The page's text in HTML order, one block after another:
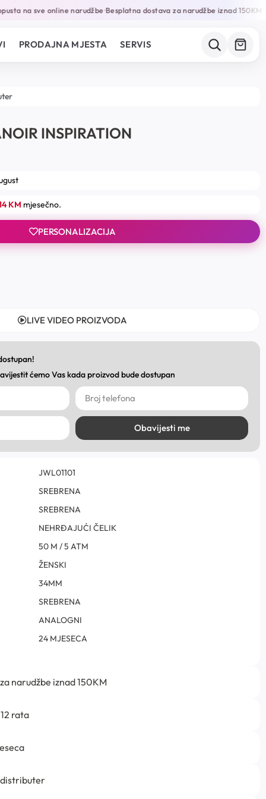
na sve online narudžbe•Besplatna dostava za narudžbe iznad 150KM•
PRODAJNA MJESTA SERVIS
INSPIRATION
KM mjesečno.
PERSONALIZACIJA
LIVE VIDEO PROIZVODA
ćemo Vas kada proizvod bude dostupan
Obavijesti me
JWL01101
SREBRENA
SREBRENA
NEHRĐAJUĆI ČELIK
50 M / 5 ATM
ŽENSKI
34MM
SREBRENA
ANALOGNI
24 MJESECA
narudžbe iznad 150KM
rata